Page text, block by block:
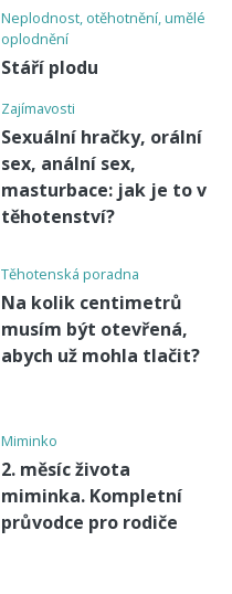
Neplodnost, otěhotnění, umělé
oplodnění
Stáří plodu
Zajímavosti
Sexuální hračky, orální
sex, anální sex,
masturbace: jak je to v
těhotenství?
Těhotenská poradna
Na kolik centimetrů
musím být otevřená,
abych už mohla tlačit?
Miminko
2. měsíc života
miminka. Kompletní
průvodce pro rodiče